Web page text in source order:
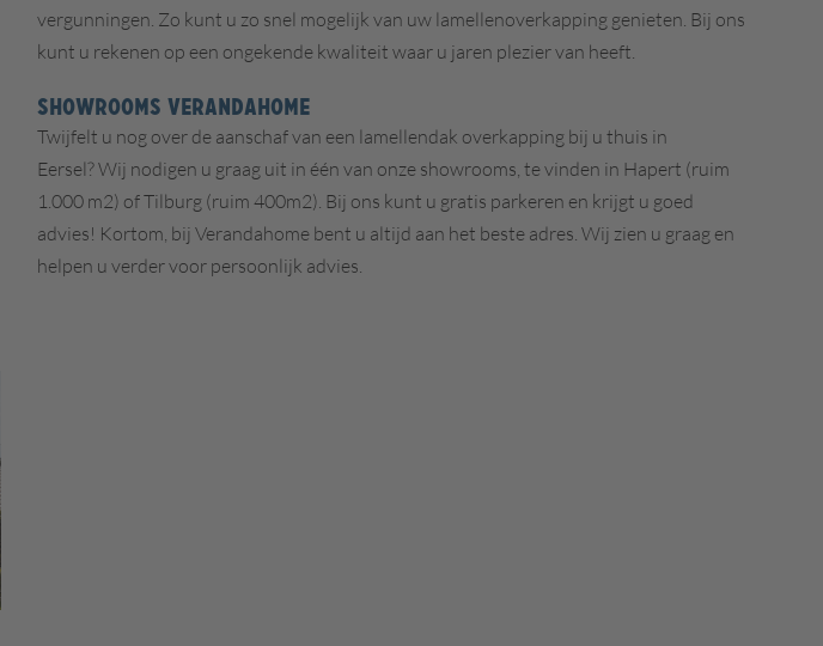
vergunningen. Zo kunt u zo snel mogelijk van uw lamellenoverkapping genieten. Bij ons
kunt u rekenen op een ongekende kwaliteit waar u jaren plezier van heeft.
SHOWROOMS VERANDAHOME
Twijfelt u nog over de aanschaf van een lamellendak overkapping bij u thuis in
Eersel?Wij nodigen u graag uit in één van onze showrooms, te vinden in Hapert (ruim
1.000 m2) of Tilburg (ruim 400m2). Bij ons kunt u gratis parkeren en krijgt u goed
advies! Kortom, bij Verandahome bent u altijd aan het beste adres. Wij zien u graag en
helpen u verder voor persoonlijk advies.